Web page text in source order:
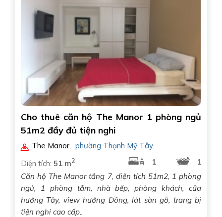
Cho thuê căn hộ The Manor 1 phòng ngủ
51m2 đầy đủ tiện nghi
The Manor
phường Thạnh Mỹ Tây
Diện tích: 51 m2 1
1
Căn hộ The Manor tầng 7, diện tích 51m2, 1 phòng
ngủ, 1 phòng tắm, nhà bếp, phòng khách, cửa
hướng Tây, view hướng Đông, lát sàn gỗ, trang bị
tiện nghi cao cấp..